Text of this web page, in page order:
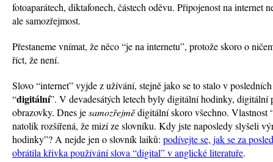
fotoaparátech, diktafonech, částech oděvu. Připojenost na internet
ale samozřejmost.
Přestaneme vnímat, že něco “je na internetu”, protože skoro o
říct, že není.
Slovo “internet” vyjde z užívání, stejně jako se to stalo v
“digitální”. V devadesátých letech byly digitální hodinky, digitální
obrazovky. Dnes jesamozřejmědigitální skoro všechno. Vlastnost
natolik rozšířená, že mizí ze slovníku. Kdy jste naposledy slyšeli
hodinky”? A nejde jen o slovník laiků: podívejte se, jak se za
obrátila křivka používání slova “digital” v anglické literatuře.